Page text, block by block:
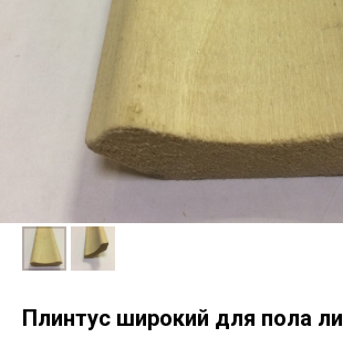
Плинтус широкий для пола